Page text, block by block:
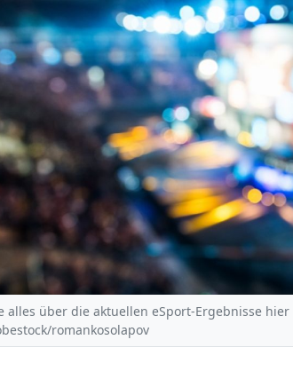
alles über die aktuellen eSport-Ergebnisse
romankosolapov